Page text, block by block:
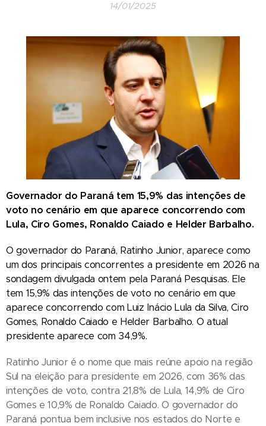
14/01/2025
Governador do Paraná tem 15,9% das intenções de
voto no cenário em que aparece concorrendo com
Lula, Ciro Gomes, Ronaldo Caiado e Helder Barbalho.
O governador do Paraná, Ratinho Junior, aparece como
um dos principais concorrentes a presidente em 2026 na
sondagem divulgada ontem pela Paraná Pesquisas. Ele
tem 15,9% das intenções de voto no cenário em que
aparece concorrendo com Luiz Inácio Lula da Silva, Ciro
Gomes, Ronaldo Caiado e Helder Barbalho. O atual
presidente aparece com 34,9%.
Ratinho Junior é o nome que mais reúne apoio na região
Sul na eleição para presidente em 2026, com 36% das
intenções de voto, contra 21,8% de Lula, 14,9% de Ciro
Gomes e 10,9% de Ronaldo Caiado. O governador do
Paraná pontua bem inclusive nos estados do Norte e